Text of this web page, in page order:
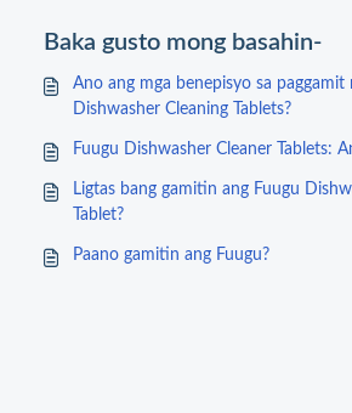
Baka gusto mong basahin-
Ano ang mga benepisyo sa paggamit
Dishwasher Cleaning Tablets?
Fuugu Dishwasher Cleaner Tablets:
Ligtas bang gamitin ang Fuugu
Tablet?
Paano gamitin ang Fuugu?